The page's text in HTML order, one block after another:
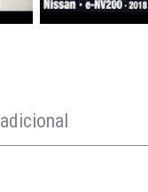
adicional